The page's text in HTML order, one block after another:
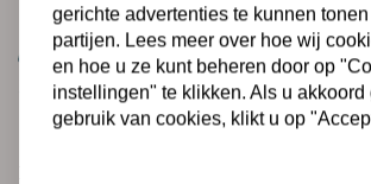
gerichte advertenties te kunnen
partijen. Lees meer over hoe wij
en hoe u ze kunt beheren door op
instellingen" te klikken. Als u akkoord
gebruik van cookies, klikt u op